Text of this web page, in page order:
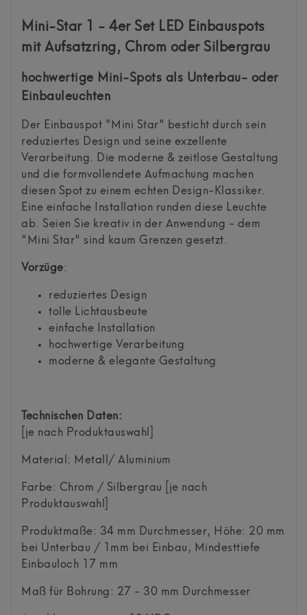
Mini-Star 1 - 4er Set LED Einbauspots
mit Aufsatzring, Chrom oder Silbergrau
hochwertige Mini-Spots als Unterbau- oder
Einbauleuchten
Der Einbauspot "Mini Star" besticht durch sein
reduziertes Design und seine exzellente
Verarbeitung. Die moderne & zeitlose Gestaltung
und die formvollendete Aufmachung machen
diesen Spot zu einem echten Design-Klassiker.
Eine einfache Installation runden diese Leuchte
ab. Seien Sie kreativ in der Anwendung - dem
"Mini Star" sind kaum Grenzen gesetzt.
Vorzüge:
reduziertes Design
tolle Lichtausbeute
einfache Installation
hochwertige Verarbeitung
moderne & elegante Gestaltung
Technischen Daten:
[je nach Produktauswahl]
Material: Metall/ Aluminium
Farbe: Chrom / Silbergrau [je nach
Produktauswahl]
Produktmaße: 34 mm Durchmesser, Höhe: 20 mm
bei Unterbau / 1mm bei Einbau, Mindesttiefe
Einbauloch 17 mm
Maß für Bohrung: 27 - 30 mm Durchmesser